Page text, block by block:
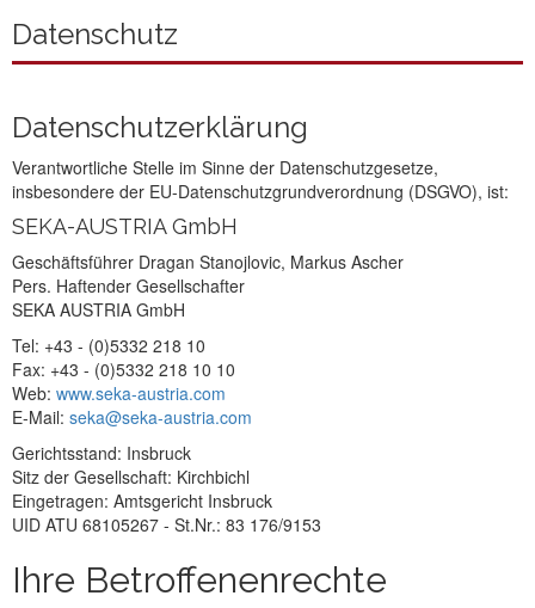
Datenschutz
Datenschutzerklärung
Verantwortliche Stelle im Sinne der Datenschutzgesetze,
insbesondere der EU-Datenschutzgrundverordnung (DSGVO), ist:
SEKA-AUSTRIA GmbH
Geschäftsführer Dragan Stanojlovic, Markus Ascher
Pers. Haftender Gesellschafter
SEKA AUSTRIA GmbH
Tel: +43 - (0)5332 218 10
Fax: +43 - (0)5332 218 10 10
Web: www.seka-austria.com
E-Mail: seka@seka-austria.com
Gerichtsstand: Insbruck
Sitz der Gesellschaft: Kirchbichl
Eingetragen: Amtsgericht Insbruck
UID ATU 68105267 - St.Nr.: 83 176/9153
Ihre Betroffenenrechte